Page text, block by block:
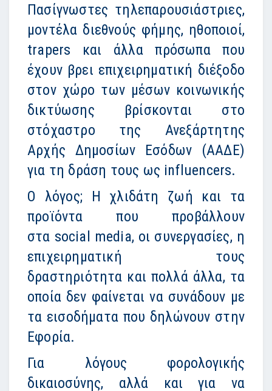
Πασίγνωστες τηλεπαρουσιάστριες,
μοντέλα διεθνούς φήμης, ηθοποιοί,
trapers και άλλα πρόσωπα που
έχουν βρει επιχειρηματική διέξοδο
στον χώρο των μέσων κοινωνικής
δικτύωσης βρίσκονται στο
στόχαστρο της Ανεξάρτητης
Αρχής Δημοσίων Εσόδων (ΑΑΔΕ)
για τη δράση τους ως influencers.
Ο λόγος; Η χλιδάτη ζωή και τα
προϊόντα που προβάλλουν
στα social media, οι συνεργασίες, η
επιχειρηματική τους
δραστηριότητα και πολλά άλλα, τα
οποία δεν φαίνεται να συνάδουν με
τα εισοδήματα που δηλώνουν στην
Εφορία.
Για λόγους φορολογικής
δικαιοσύνης, αλλά και για να